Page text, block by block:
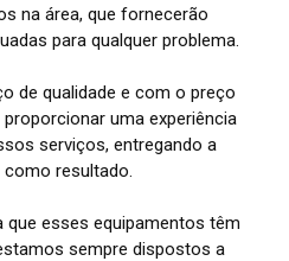
na área, que fornecerão
para qualquer problema.
de qualidade e com o preço
uma experiência
serviços, entregando a
resultado.
que esses equipamentos têm
sempre dispostos a